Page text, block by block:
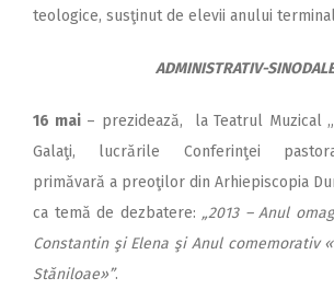
teologice, susţinut de elevii anului
ADMINISTRATIV-SINODALE
16 mai– prezidează, la Teatrul Muzical
Galaţi, lucrările Conferinţei
primăvară a preoţilor din Arhiepiscopia
ca temă de dezbatere: „2013 – Anul
Constantin şi Elena şi Anul comemorativ
Stăniloae»”.